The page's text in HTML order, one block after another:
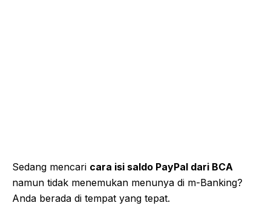
Sedang mencari cara isi saldo PayPal dari BCA
namun tidak menemukan menunya di m-Banking?
Anda berada di tempat yang tepat.